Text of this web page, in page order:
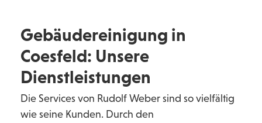
Gebäudereinigung in
Coesfeld: Unsere
Dienstleistungen
Die Services von Rudolf Weber sind so vielfältig
wie seine Kunden. Durch den